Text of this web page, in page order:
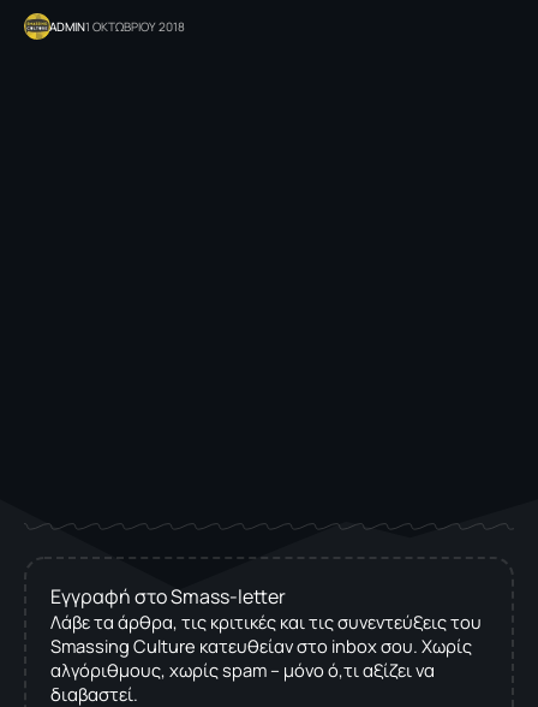
ADMIN1 ΟΚΤΩΒΡΙΟΥ 2018
Εγγραφή στο Smass-letter
Λάβε τα άρθρα, τις κριτικές και τις συνεντεύξεις του
Smassing Culture κατευθείαν στο inbox σου. Χωρίς
αλγόριθμους, χωρίς spam – μόνο ό,τι αξίζει να
διαβαστεί.